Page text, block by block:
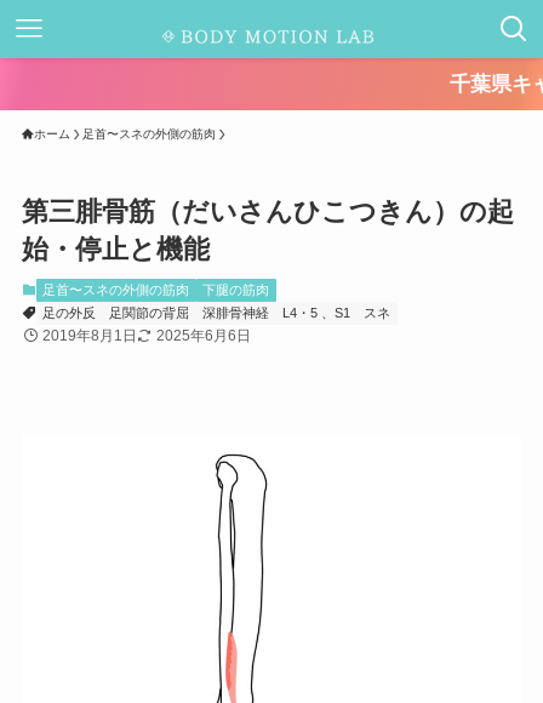
千葉県キャッシュレ
ホーム 足首〜スネの外側の筋肉
第三腓骨筋（だいさんひこつきん）の起
始・停止と機能
足首〜スネの外側の筋肉
下腿の筋肉
足の外反
足関節の背屈 深腓骨神経 L4・5 、S1 スネ
2019年8月1日 2025年6月6日